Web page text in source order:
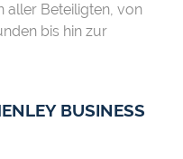
aller Beteiligten, von
bis hin zur
BUSINESS